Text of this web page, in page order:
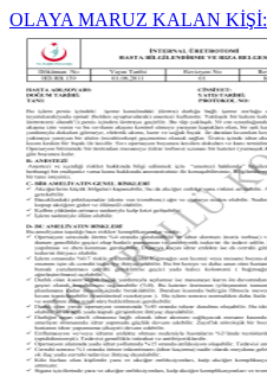
OLAYA MARUZ KALAN KİŞİ: